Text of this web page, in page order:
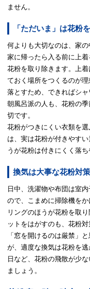
ません。
「ただいま」は花粉
何よりも大切なのは、家
家に帰ったら入る前に上
花粉を取り除きます。上
ておく場所をつくるのが
落とすため、できればシ
朝風呂派の人も、花粉の
切です。
花粉がつきにくい衣類を
は、実は花粉が付きやす
うが花粉は付きにくく落ち
換気は大事な花粉対策
日中、洗濯物や布団は室
ので、こまめに掃除機を
リングのほうが花粉を取
ットをはがすのも、花粉対
「窓を開けるのは厳禁」
が、適度な換気は花粉を
日など、花粉の飛散が少
ましょう。